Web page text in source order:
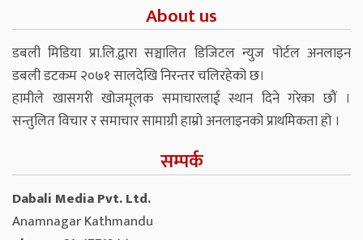
About us
डबली मिडिया प्रा.लि.द्वारा सञ्चालित डिजिटल न्युज पोर्टल अनलाइन
डबली डटकम २०७१ सालदेखि निरन्तर चलिरहेको छ।
हामीले खासगरी खोजमूलक समाचारलाई स्थान दिने गरेका छौं ।
सन्तुलित विचार र समाचार सामाग्री हाम्रो अनलाइनको प्राथमिकता हो ।
सम्पर्क
Dabali Media Pvt. Ltd.
Anamnagar Kathmandu